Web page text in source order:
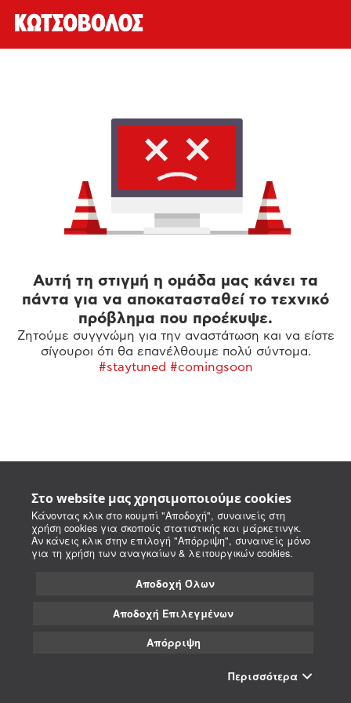
Στο website μας χρησιμοποιούμε cookies
Κάνοντας κλικ στο κουμπί "Αποδοχή", συναινείς στη
χρήση cookies για σκοπούς στατιστικής και μάρκετινγκ.
Αν κάνεις κλικ στην επιλογή "Απόρριψη", συναινείς μόνο
για τη χρήση των αναγκαίων & λειτουργικών cookies.
Αποδοχή Όλων
Αποδοχή Επιλεγμένων
Απόρριψη
Περισσότερα
Αυτή τη στιγμή η ομάδα μας κάνει τα
πάντα για να αποκατασταθεί το τεχνικό
πρόβλημα που προέκυψε.
Ζητούμε συγγνώμη για την αναστάτωση και να είστε
σίγουροι ότι θα επανέλθουμε πολύ σύντομα.
#staytuned #comingsoon